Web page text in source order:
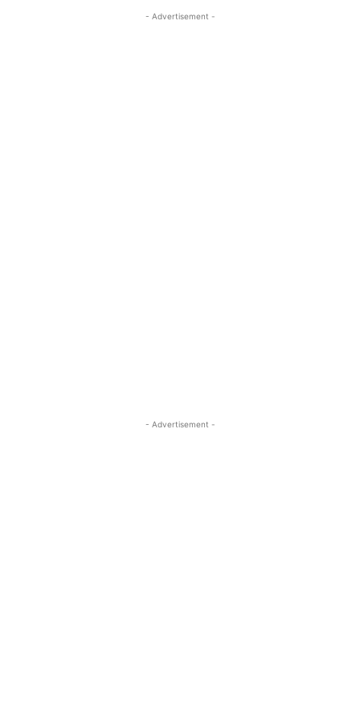
- Advertisement -
- Advertisement -